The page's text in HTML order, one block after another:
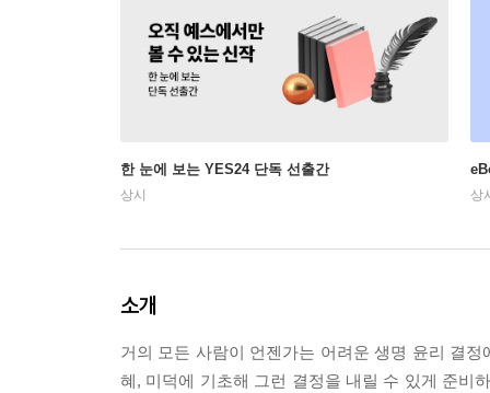
한 눈에 보는 YES24 단독 선출간
상시 상
소개
거의 모든 사람이 언젠가는 어려운 생명 윤리 결
혜, 미덕에 기초해 그런 결정을 내릴 수 있게 준비